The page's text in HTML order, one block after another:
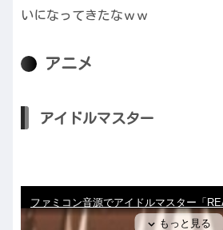
いになってきたなｗｗ
アニメ
アイドルマスター